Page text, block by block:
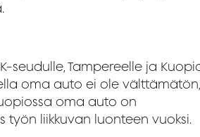
seudulle, Tampereelle ja
oma auto ei ole välttämätön,
oma auto on
työn liikkuvan luonteen vuoksi.